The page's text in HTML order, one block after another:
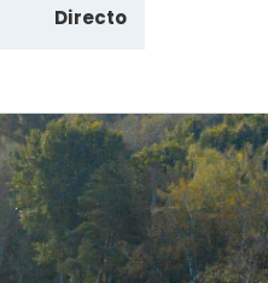
Directo